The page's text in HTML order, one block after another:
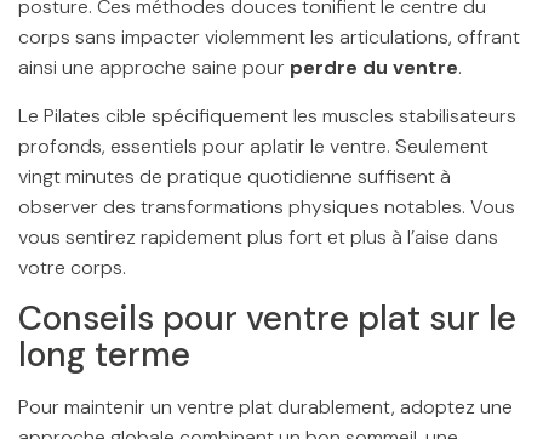
posture. Ces méthodes douces tonifient le centre du
corps sans impacter violemment les articulations, offrant
ainsi une approche saine pour perdre du ventre.
Le Pilates cible spécifiquement les muscles stabilisateurs
profonds, essentiels pour aplatir le ventre. Seulement
vingt minutes de pratique quotidienne suffisent à
observer des transformations physiques notables. Vous
vous sentirez rapidement plus fort et plus à l’aise dans
votre corps.
Conseils pour ventre plat sur le
long terme
Pour maintenir un ventre plat durablement, adoptez une